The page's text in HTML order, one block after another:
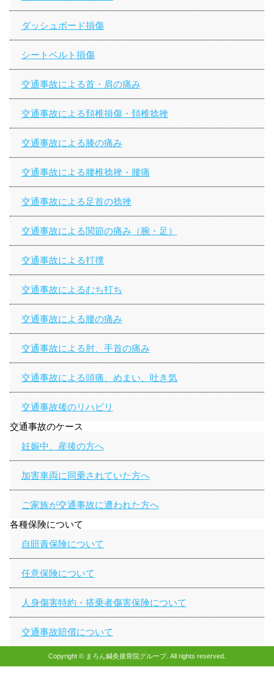
ダッシュボード損傷
シートベルト損傷
交通事故による首・肩の痛み
交通事故による頚椎損傷・頚椎捻挫
交通事故による膝の痛み
交通事故による腰椎捻挫・腰痛
交通事故による足首の捻挫
交通事故による関節の痛み（腕・足）
交通事故による打撲
交通事故によるむち打ち
交通事故による腰の痛み
交通事故による肘、手首の痛み
交通事故による頭痛、めまい、吐き気
交通事故後のリハビリ
交通事故のケース
妊娠中、産後の方へ
加害車両に同乗されていた方へ
ご家族が交通事故に遭われた方へ
各種保険について
自賠責保険について
任意保険について
人身傷害特約・搭乗者傷害保険について
交通事故賠償について
Copyright © まろん鍼灸接骨院グループ. All rights reserved.